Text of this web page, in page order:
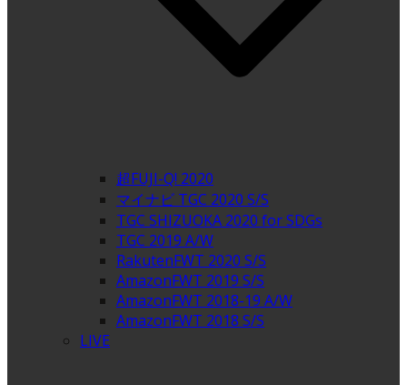
超FUJI-Q! 2020
マイナビ TGC 2020 S/S
TGC SHIZUOKA 2020 for SDGs
TGC 2019 A/W
RakutenFWT 2020 S/S
AmazonFWT 2019 S/S
AmazonFWT 2018-19 A/W
AmazonFWT 2018 S/S
LIVE